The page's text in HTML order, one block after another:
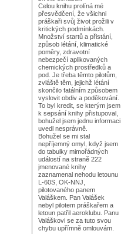
Celou knihu prolíná mé
přesvědčení, že všichni
práškaři svůj život prožili v
kritických podmínkách.
Množství startů a přistání,
způsob létání, klimatické
poměry, zdravotní
nebezpečí aplikovaných
chemických prostředků a
pod. Je třeba těmto pilotům,
zvláště těm, jejichž létání
skončilo fatálním způsobem
vyslovit obdiv a poděkování.
To byl kredit, se kterým jsem
k sepsání knihy přistupoval,
bohužel jsem jednu informaci
uvedl nesprávně.
Bohužel se mi stal
nepříjemný omyl, když jsem
do tabulky mimořádných
událostí na straně 222
jmenované knihy
zaznamenal nehodu letounu
L-60S, OK-NNJ,
pilotovaného panem
Valáškem. Pan Valášek
nebyl pilotem práškařem a
letoun patřil aeroklubu. Panu
Valáškovi se za tuto svou
chybu upřímně omlouvám.